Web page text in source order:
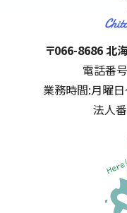
住所:
〒066-8686 北
電話番
業務時間:月曜
法人